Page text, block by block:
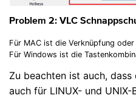
Problem 2: VLC
Für MAC ist die Verknüpfung
Für Windows ist die
Zu beachten ist auch,
auch für LINUX- und